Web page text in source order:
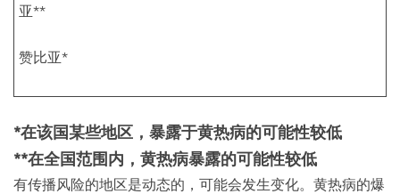
亚**
赞比亚*
*在该国某些地区，暴露于黄热病的可能性较低
**在全国范围内，黄热病暴露的可能性较低
有传播风险的地区是动态的，可能会发生变化。黄热病的爆